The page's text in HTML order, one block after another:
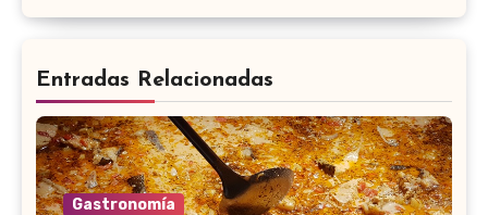
Entradas Relacionadas
Gastronomía